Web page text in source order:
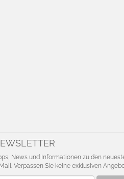
News und Informationen zu den
Verpassen Sie keine exklusiven